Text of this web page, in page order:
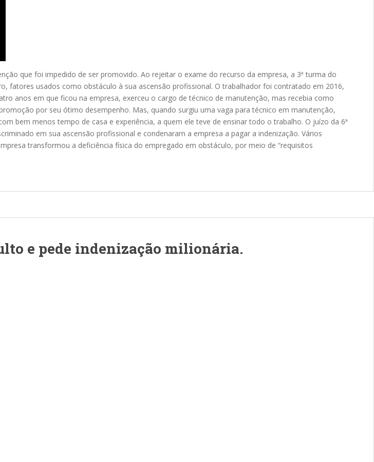
que foi impedido de ser promovido. Ao rejeitar o exame do recurso da empresa, a 3ª turma do
fatores usados como obstáculo à sua ascensão profissional. O trabalhador foi contratado em 2016,
anos em que ficou na empresa, exerceu o cargo de técnico de manutenção, mas recebia como
por seu ótimo desempenho. Mas, quando surgiu uma vaga para técnico em manutenção,
bem menos tempo de casa e experiência, a quem ele teve de ensinar todo o trabalho. O juízo da 6ª
em sua ascensão profissional e condenaram a empresa a pagar a indenização. Vários
transformou a deficiência física do empregado em obstáculo, por meio de “requisitos
e pede indenização milionária.